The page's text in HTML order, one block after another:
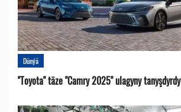
Dünýä
''Toyota" täze "Camry 2025" ulagyny tanyşdyrdy